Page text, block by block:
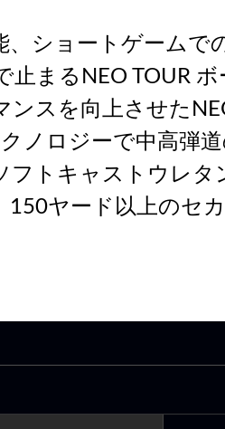
、ショートゲームで
まるNEO TOUR ボ
スを向上させた
ノロジーで中高弾
フトキャストウレ
150ヤード以上のセ